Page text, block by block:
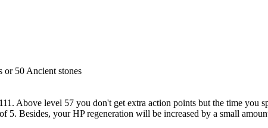
or 50 Ancient stones
Above level 57 you don't get extra action points but the time you
Besides, your HP regeneration will be increased by a small